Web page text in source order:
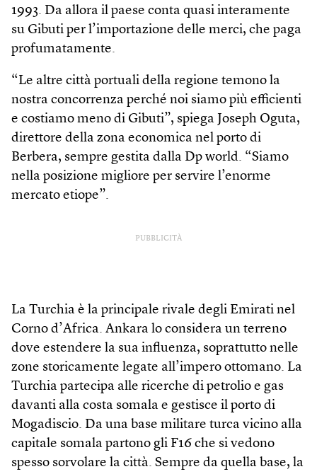
1993. Da allora il paese conta quasi interamente
su Gibuti per l’importazione delle merci, che paga
profumatamente.
“Le altre città portuali della regione temono la
nostra concorrenza perché noi siamo più efficienti
e costiamo meno di Gibuti”, spiega Joseph Oguta,
direttore della zona economica nel porto di
Berbera, sempre gestita dalla Dp world. “Siamo
nella posizione migliore per servire l’enorme
mercato etiope”.
PUBBLICITÀ
La Turchia è la principale rivale degli Emirati nel
Corno d’Africa. Ankara lo considera un terreno
dove estendere la sua influenza, soprattutto nelle
zone storicamente legate all’impero ottomano. La
Turchia partecipa alle ricerche di petrolio e gas
davanti alla costa somala e gestisce il porto di
Mogadiscio. Da una base militare turca vicino alla
capitale somala partono gli F16 che si vedono
spesso sorvolare la città. Sempre da quella base, la